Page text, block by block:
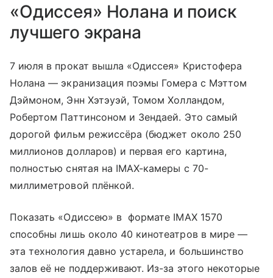
«Одиссея» Нолана и поиск
лучшего экрана
7 июля в прокат вышла «Одиссея» Кристофера
Нолана — экранизация поэмы Гомера с Мэттом
Дэймоном, Энн Хэтэуэй, Томом Холландом,
Робертом Паттинсоном и Зендаей. Это самый
дорогой фильм режиссёра (бюджет около 250
миллионов долларов) и первая его картина,
полностью снятая на IMAX-камеры с 70-
миллиметровой плёнкой.
Показать «Одиссею» в формате IMAX 1570
способны лишь около 40 кинотеатров в мире —
эта технология давно устарела, и большинство
залов её не поддерживают. Из-за этого некоторые